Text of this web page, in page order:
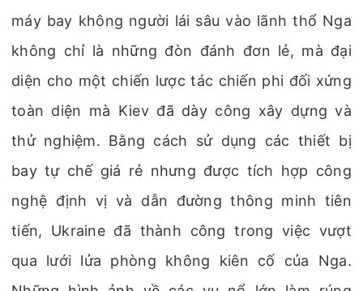
máy bay không người lái sâu vào lãnh thổ Nga
không chỉ là những đòn đánh đơn lẻ, mà đại
diện cho một chiến lược tác chiến phi đối xứng
toàn diện mà Kiev đã dày công xây dựng và
thử nghiệm. Bằng cách sử dụng các thiết bị
bay tự chế giá rẻ nhưng được tích hợp công
nghệ định vị và dẫn đường thông minh tiên
tiến, Ukraine đã thành công trong việc vượt
qua lưới lửa phòng không kiên cố của Nga.